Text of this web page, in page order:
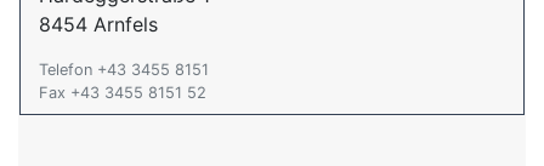
8454 Arnfels
Telefon +43 3455 8151
Fax +43 3455 8151 52